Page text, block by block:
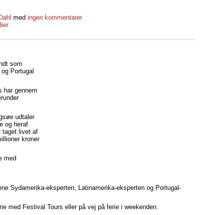
med ingen kommentarer
som
Portugal
har gennem
udtaler
og heraf
taget livet af
kroner
med
Sydamerika-eksperten, Latinamerika-eksperten og Portugal-
med Festival Tours eller på vej på ferie i weekenden.